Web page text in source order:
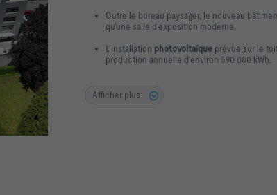
Outre le bureau paysager, le nouveau
qu'une salle d'exposition moderne.
L'installation photovoltaïque prévue sur le
production annuelle d'environ 590 000 kWh.
Afficher plus